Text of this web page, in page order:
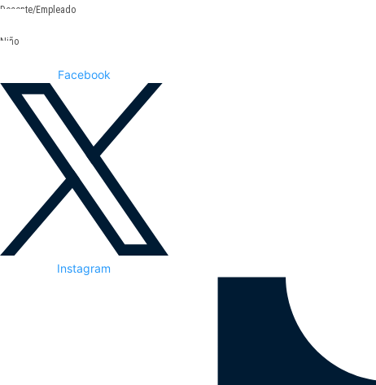
Docente/Empleado
Niño
Facebook
Instagram